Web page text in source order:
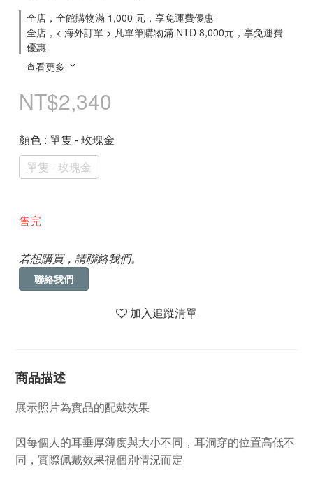
全店，全館購物滿 1,000 元，享免運費優惠
全店，< 海外訂單 > 凡單筆購物滿 NTD 8,000元，享免運費
優惠
查看更多
NT$2,340
顏色 : 單隻 - 玫瑰金
單隻 - 玫瑰金
售完
若想購買，請聯絡我們。
聯絡我們
加入追蹤清單
商品描述
展示照片為實品的配戴效果
因每個人的耳垂厚薄度與大小不同，耳洞穿的位置高低不
同，實際佩戴效果視個別情況而定